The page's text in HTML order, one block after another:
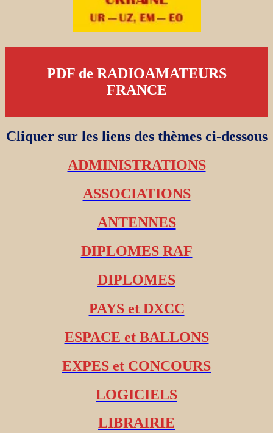
PDF de RADIOAMATEURS
FRANCE
Cliquer sur les liens des thèmes ci-dessous
ADMINISTRATIONS
ASSOCIATIONS
ANTENNES
DIPLOMES RAF
DIPLOMES
PAYS et DXCC
ESPACE et BALLONS
EXPES et CONCOURS
LOGICIELS
LIBRAIRIE